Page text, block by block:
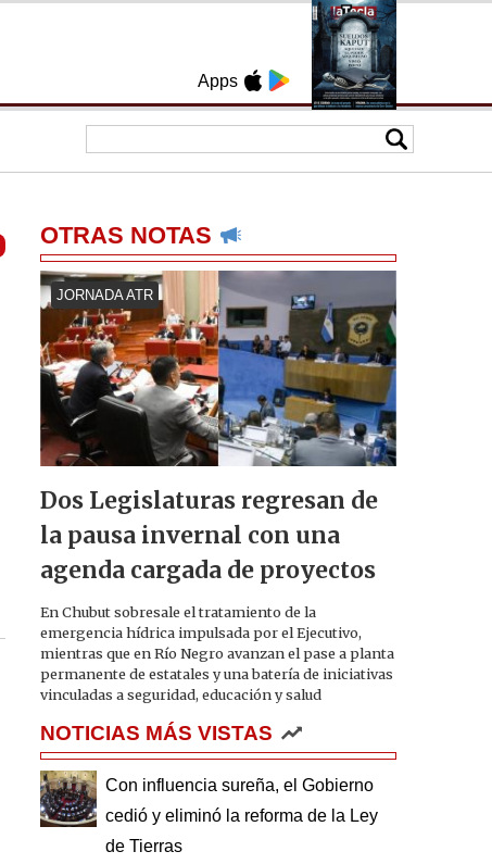
Apps
OTRAS NOTAS
JORNADA ATR
Dos Legislaturas regresan de
la pausa invernal con una
agenda cargada de proyectos
En Chubut sobresale el tratamiento de la
emergencia hídrica impulsada por el Ejecutivo,
mientras que en Río Negro avanzan el pase a planta
permanente de estatales y una batería de iniciativas
vinculadas a seguridad, educación y salud
NOTICIAS MÁS VISTAS
Con influencia sureña, el Gobierno
cedió y eliminó la reforma de la Ley
de Tierras